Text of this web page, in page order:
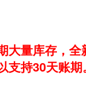
大量库存，
支持30天账期